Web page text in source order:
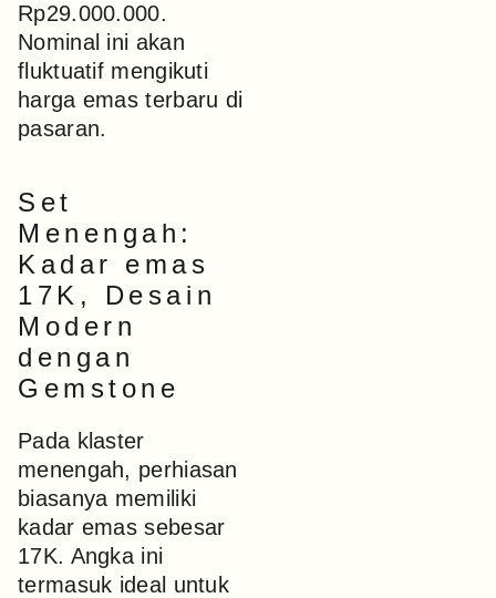
Rp29.000.000.
Nominal ini akan
fluktuatif mengikuti
harga emas terbaru di
pasaran.
Set
Menengah:
Kadar emas
17K, Desain
Modern
dengan
Gemstone
Pada klaster
menengah, perhiasan
biasanya memiliki
kadar emas sebesar
17K. Angka ini
termasuk ideal untuk